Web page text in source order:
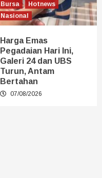
Bursa
Hotnews
Nasional
Harga Emas
Pegadaian Hari Ini,
Galeri 24 dan UBS
Turun, Antam
Bertahan
07/08/2026